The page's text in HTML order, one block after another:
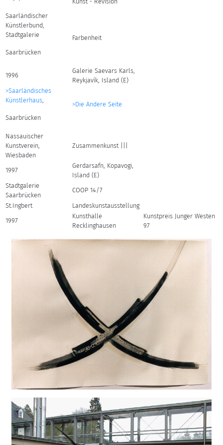
Saarländischer
Künstlerbund,
Stadtgalerie
Saarbrücken
Farbenheit
1996
Galerie Saevars Karls,
Reykjavík, Island (E)
>Saarländisches
Künstlerhaus,
Saarbrücken
>Die Andere Seite
Nassauischer
Kunstverein,
Wiesbaden
Zusammenkunst |||
1997
Gerdarsafn, Kopavogi,
Island (E)
Stadtgalerie
Saarbrücken
COOP 14/7
St.Ingbert
Landeskunstausstellung
1997
Kunsthalle
Recklinghausen
Kunstpreis Junger Westen
97